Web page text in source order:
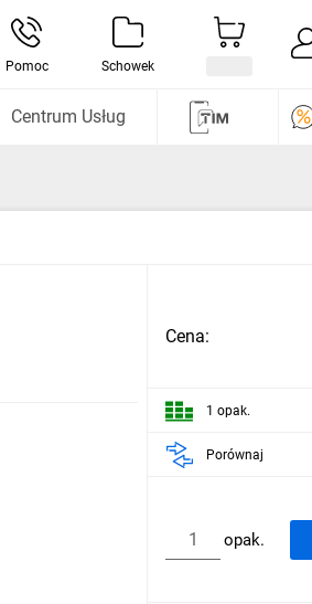
Pomoc Schowek
Centrum Usług
Cena:
1 opak.
Porównaj
opak.